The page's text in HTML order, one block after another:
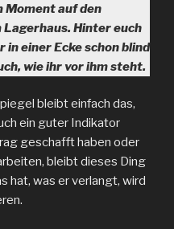
Moment auf den
Hinter euch
einer Ecke schon blind
wie ihr vor ihm steht.
bleibt einfach das,
ein guter Indikator
geschafft haben oder
bleibt dieses Ding
hat, was er verlangt, wird